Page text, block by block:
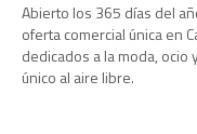
Abierto los 365 días del
oferta comercial única en
dedicados a la moda,
único al aire libre.